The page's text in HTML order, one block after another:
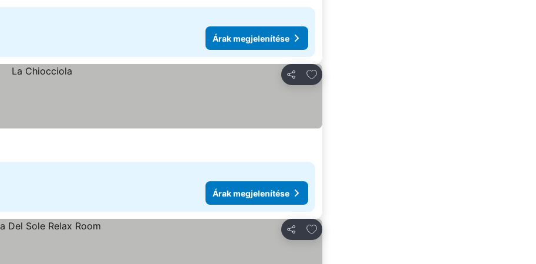
Árak megjelenítése
Megosztás
Hozzáadás a kedvencekhez
Árak megjelenítése
Megosztás
Hozzáadás a kedvencekhez